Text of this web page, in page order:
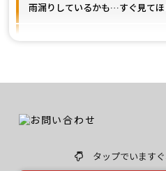
雨漏りしているかも…すぐ見てほ
タップでいます